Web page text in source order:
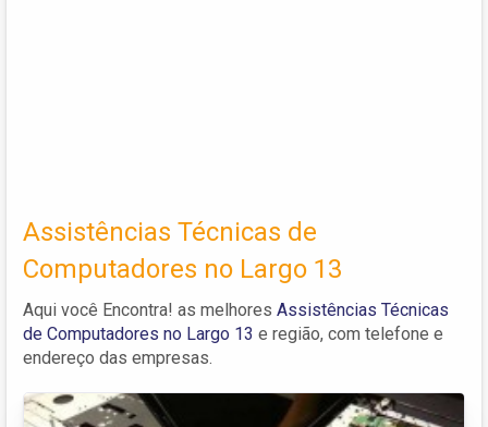
Assistências Técnicas de
Computadores no Largo 13
Aqui você Encontra! as melhores Assistências Técnicas
de Computadores no Largo 13 e região, com telefone e
endereço das empresas.